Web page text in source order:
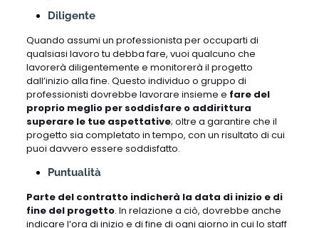
Diligente
Quando assumi un professionista per occuparti di
qualsiasi lavoro tu debba fare, vuoi qualcuno che
lavorerà diligentemente e monitorerà il progetto
dall’inizio alla fine. Questo individuo o gruppo di
professionisti dovrebbe lavorare insieme e fare del
proprio meglio per soddisfare o addirittura
superare le tue aspettative; oltre a garantire che il
progetto sia completato in tempo, con un risultato di cui
puoi davvero essere soddisfatto.
Puntualità
Parte del contratto indicherà la data di inizio e di
fine del progetto. In relazione a ciò, dovrebbe anche
indicare l’ora di inizio e di fine di ogni giorno in cui lo staff